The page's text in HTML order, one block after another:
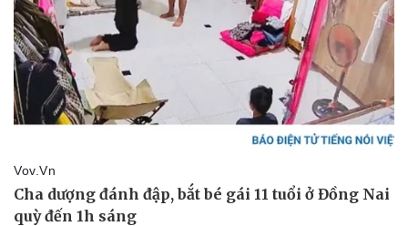
Sức khỏe
Sản phụ khoa
Nhi khoa
Nam khoa
Đời sống
Nhà đẹp